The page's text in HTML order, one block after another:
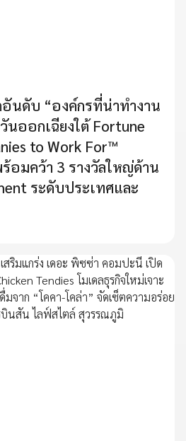
นดับ “องค์กรที่น่าทำงาน
นออกเฉียงใต้ Fortune
to Work For™
อมคว้า 3 รางวัลใหญ่ด้าน
ระดับประเทศและ